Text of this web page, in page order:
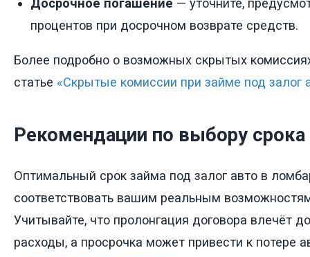
Досрочное погашение — уточните,
процентов при досрочном возврате средств.
Более подробно о возможных скрытых
статье «Скрытые комиссии при займе под залог
Рекомендации по выбору срока
Оптимальный срок займа под залог авто в
соответствовать вашим реальным
Учитывайте, что пролонгация договора влечёт
расходы, а просрочка может привести к потере